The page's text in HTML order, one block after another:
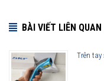
• Khả năng làm việc ở tốc
Vòng bi 22332
BÀI VIẾT LIÊN QUAN
Trên tay